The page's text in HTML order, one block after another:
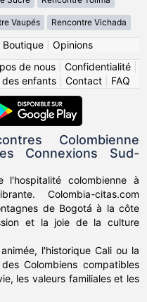
Vaupés Rencontre Vichada
Boutique| Opinions
de nous Confidentialité
enfants| Contact| FAQ
Colombienne
Connexions Sud-
l'hospitalité colombienne à
Colombia-citas.com
de Bogotá à la côte
et la joie de la culture
l'historique Cali ou la
Colombiens compatibles
les valeurs familiales et les